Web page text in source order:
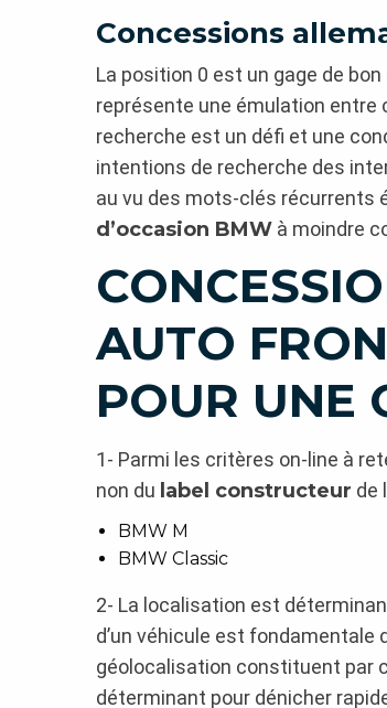
Concessions
La position 0 est un gage de
représente une émulation entre
recherche est un défi et une
intentions de recherche des
au vu des mots-clés récurrents
d’occasion BMW à moindre
AUTO
POUR UNE
1- Parmi les critères on-line à
non du label constructeur de
BMW M
BMW Classic
2- La localisation est
d’un véhicule est fondamentale
géolocalisation constituent par
déterminant pour dénicher